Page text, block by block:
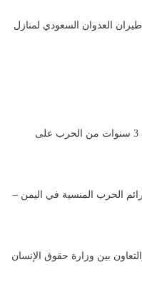
العدوان السعودي لمنازل
فعالية بعنوان: إحصائيات 3 سنوات من الحرب على
الحرب المنسية في اليمن –
بين وزارة حقوق الإنسان